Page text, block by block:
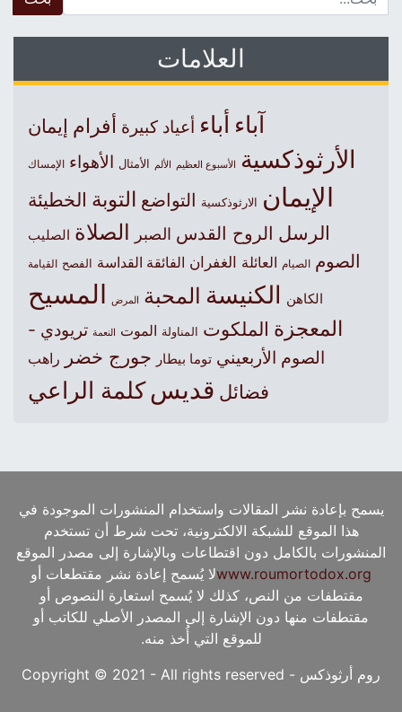
العلامات
آباءأباء أعياد كبيرة أفرام إيمان
الأرثوذكسية الأسبوع العظيم الألم الأمثال الأهواء الإمساك
الإيمان الارثوذكسية التواضع التوبة الخطيئة
الرسل الروح القدس الصبر الصلاة الصليب
الصوم الصيام العائلة الغفران الفائقة القداسة الفصح القيامة
الكاهن الكنيسةالمحبة المرض المسيح
المعجزة الملكوت المناولة الموت النعمة تريودي -
الصوم الأربعيني توما بيطار جورج خضر راهب
فضائل قديس كلمة الراعي
يسمح بإعادة نشر المقالات واستخدام المنشورات الموجودة في
هذا الموقع للشبكة الالكترونية، تحت شرط أن تستخدم
المنشورات بالكامل دون اقتطاعات وبالإشارة إلى مصدر الموقع
www.roumortodox.orgلا يُسمح إعادة نشر مقتطعات أو
مقتطفات من النص، كذلك لا يُسمح استعارة النصوص أو
مقتطفات منها دون الإشارة إلى المصدر الأصلي للكاتب أو
للموقع التي أُخذ منه.
روم أرثوذكس - Copyright © 2021 - All rights reserved